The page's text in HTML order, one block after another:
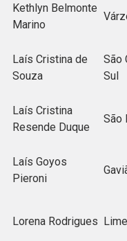
Kethlyn Belmonte
Marino
Laís Cristina de
Souza
São
Sul
Laís Cristina
Resende Duque
São
Laís Goyos
Pieroni
Lorena Rodrigues